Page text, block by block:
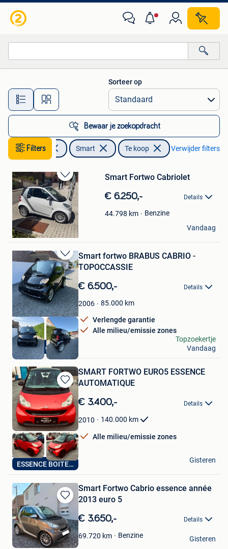
Alle afstanden…
Sorteer op
Bewaar je zoekopdracht
Filters
Auto's Smart Te koop Verwijder filters
Bewaren
in
Mijn
Favorieten
Smart Fortwo Cabriolet
€ 6.250,- Details
44.798 km
Benzine
Vermierdt
Huy
Vandaag
Bewaren
in
Mijn
Favorieten
Cabrio - garantie
Smart fortwo BRABUS CABRIO -
TOPOCCASSIE
€ 6.500,- Details
2006 85.000 km
Verlengde garantie
Alle milieu/emissie zones
GL CAR CLEANING
Lommel
Topzoekertje
Vandaag
Bewaren
Mijn
Favorieten
ESSENCE BOITE AUTO
SMART FORTWO EURO5 ESSENCE
AUTOMATIQUE
€ 3.400,- Details
2010 140.000 km
Alle milieu/emissie zones
AUTO LS
Erembodegem
Gisteren
Bewaren
in
Mijn
Favorieten
Smart Fortwo Cabrio essence année
2013 euro 5
€ 3.650,- Details
69.720 km Benzine
Timo
Glain & Partie Ans
Gisteren